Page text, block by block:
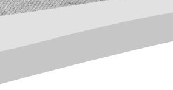
การ
ปฏิสัมพันธ์
ความ